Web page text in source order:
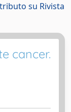
su Rivista
cancer.